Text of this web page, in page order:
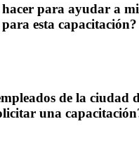
hacer para ayudar a
esta capacitación?
de la ciudad
una